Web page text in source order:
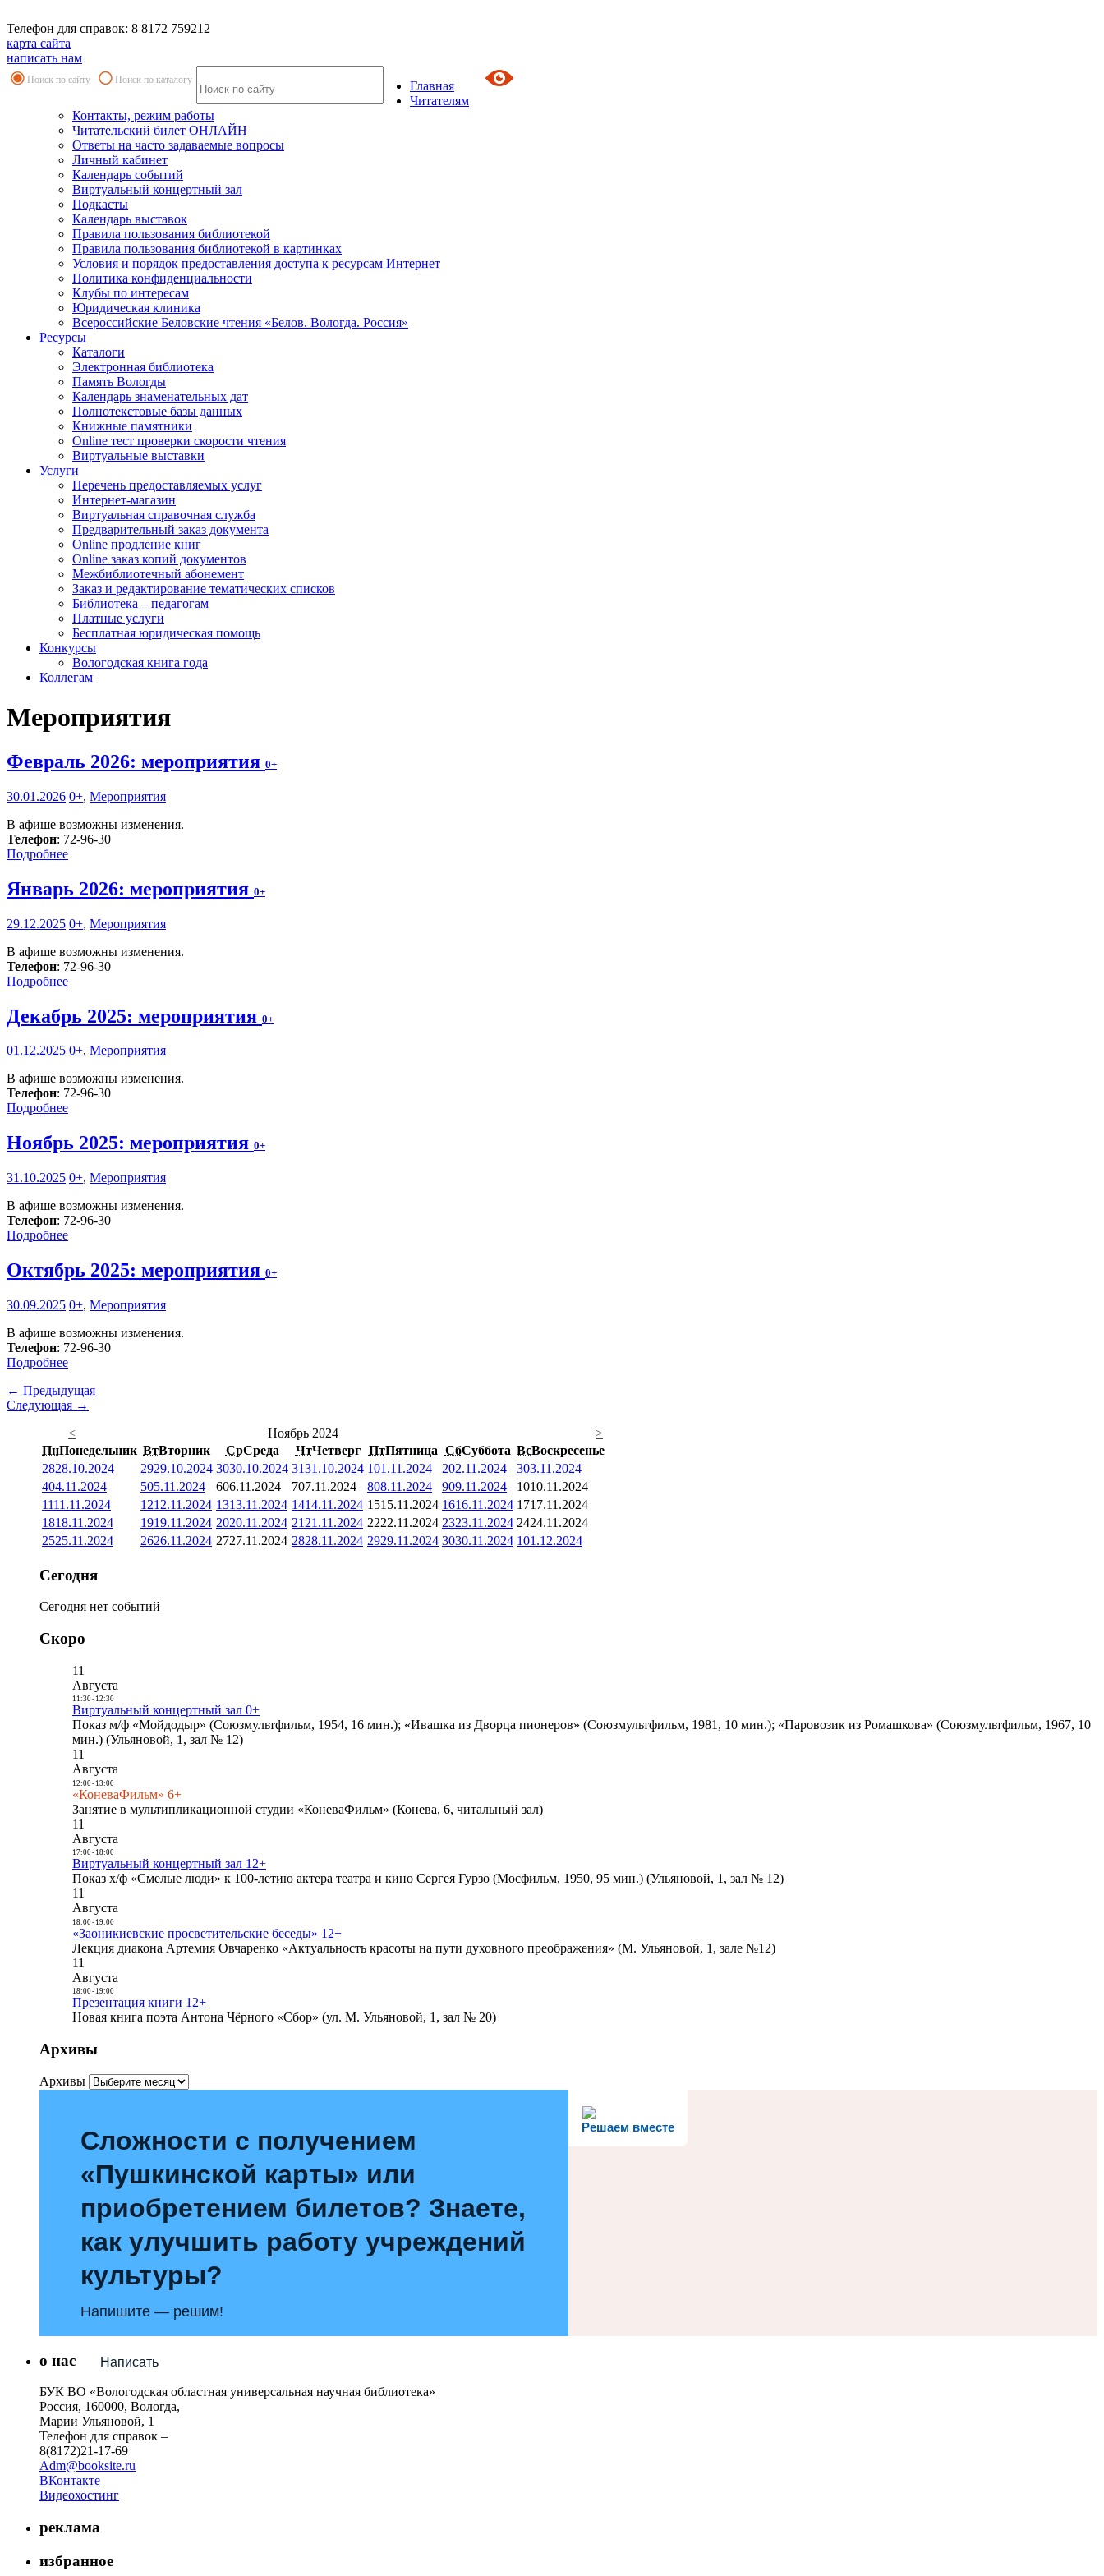
Телефон для справок: 8 8172 759212
карта сайта
написать нам
Поиск по сайту Поиск по каталогу
Главная
Читателям
Контакты, режим работы
Читательский билет ОНЛАЙН
Ответы на часто задаваемые вопросы
Личный кабинет
Календарь событий
Виртуальный концертный зал
Подкасты
Календарь выставок
Правила пользования библиотекой
Правила пользования библиотекой в картинках
Условия и порядок предоставления доступа к ресурсам Интернет
Политика конфиденциальности
Клубы по интересам
Юридическая клиника
Всероссийские Беловские чтения «Белов. Вологда. Россия»
Ресурсы
Каталоги
Электронная библиотека
Память Вологды
Календарь знаменательных дат
Полнотекстовые базы данных
Книжные памятники
Online тест проверки скорости чтения
Виртуальные выставки
Услуги
Перечень предоставляемых услуг
Интернет-магазин
Виртуальная справочная служба
Предварительный заказ документа
Online продление книг
Online заказ копий документов
Межбиблиотечный абонемент
Заказ и редактирование тематических списков
Библиотека – педагогам
Платные услуги
Бесплатная юридическая помощь
Конкурсы
Вологодская книга года
Коллегам
Мероприятия
Февраль 2026: мероприятия 0+
30.01.2026 0+, Мероприятия
В афише возможны изменения.
Телефон: 72-96-30
Подробнее
Январь 2026: мероприятия 0+
29.12.2025 0+, Мероприятия
В афише возможны изменения.
Телефон: 72-96-30
Подробнее
Декабрь 2025: мероприятия 0+
01.12.2025 0+, Мероприятия
В афише возможны изменения.
Телефон: 72-96-30
Подробнее
Ноябрь 2025: мероприятия 0+
31.10.2025 0+, Мероприятия
В афише возможны изменения.
Телефон: 72-96-30
Подробнее
Октябрь 2025: мероприятия 0+
30.09.2025 0+, Мероприятия
В афише возможны изменения.
Телефон: 72-96-30
Подробнее
← Предыдущая
Следующая →
<
Ноябрь 2024
>
ПнПонедельник ВтВторник СрСреда ЧтЧетверг ПтПятница СбСуббота ВсВоскресенье
2828.10.2024 2929.10.2024 3030.10.2024 3131.10.2024 101.11.2024 202.11.2024 303.11.2024
404.11.2024 505.11.2024 606.11.2024 707.11.2024 808.11.2024 909.11.2024 1010.11.2024
1111.11.2024 1212.11.2024 1313.11.2024 1414.11.2024 1515.11.2024 1616.11.2024 1717.11.2024
1818.11.2024 1919.11.2024 2020.11.2024 21 21.11.2024 2222.11.2024 2323.11.2024 2424.11.2024
2525.11.2024 2626.11.2024 2727.11.2024 2828.11.2024 2929.11.2024 3030.11.2024 101.12.2024
Сегодня
Сегодня нет событий
Скоро
11
Августа
11:30- 12:30
Виртуальный концертный зал 0+
Показ м/ф «Мойдодыр» (Союзмультфильм, 1954, 16 мин.); «Ивашка из Дворца пионеров» (Союзмультфильм, 1981, 10 мин.); «Паровозик из Ромашкова» (Союзмультфильм, 1967, 10
мин.) (Ульяновой, 1, зал № 12)
11
Августа
12:00- 13:00
«КоневаФильм» 6+
Занятие в мультипликационной студии «КоневаФильм» (Конева, 6, читальный зал)
11
Августа
17:00- 18:00
Виртуальный концертный зал 12+
Показ х/ф «Смелые люди» к 100-летию актера театра и кино Сергея Гурзо (Мосфильм, 1950, 95 мин.) (Ульяновой, 1, зал № 12)
11
Августа
18:00- 19:00
«Заоникиевские просветительские беседы» 12+
Лекция диакона Артемия Овчаренко «Актуальность красоты на пути духовного преображения» (М. Ульяновой, 1, зале №12)
11
Августа
18:00- 19:00
Презентация книги 12+
Новая книга поэта Антона Чёрного «Сбор» (ул. М. Ульяновой, 1, зал № 20)
Архивы
Архивы
Решаем вместе
Сложности с получением
«Пушкинской карты» или
приобретением билетов? Знаете,
как улучшить работу учреждений
культуры?
Напишите — решим!
Написать
о нас
БУК ВО «Вологодская областная универсальная научная библиотека»
Россия, 160000, Вологда,
Марии Ульяновой, 1
Телефон для справок –
8(8172)21-17-69
Adm@booksite.ru
ВКонтакте
Видеохостинг
реклама
избранное